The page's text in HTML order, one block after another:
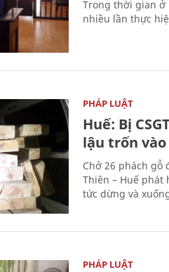
Trong thời gian ở
nhiều lần thực
PHÁP LUẬT
Huế: Bị
lậu trốn
Chở 26 phách gỗ
Thiên – Huế phát
tức dừng và
PHÁP LUẬT